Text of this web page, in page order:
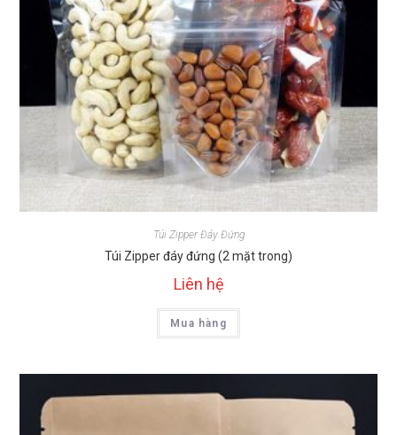
Túi Zipper Đáy Đứng
Túi Zipper đáy đứng (2 mặt trong)
Liên hệ
Mua hàng